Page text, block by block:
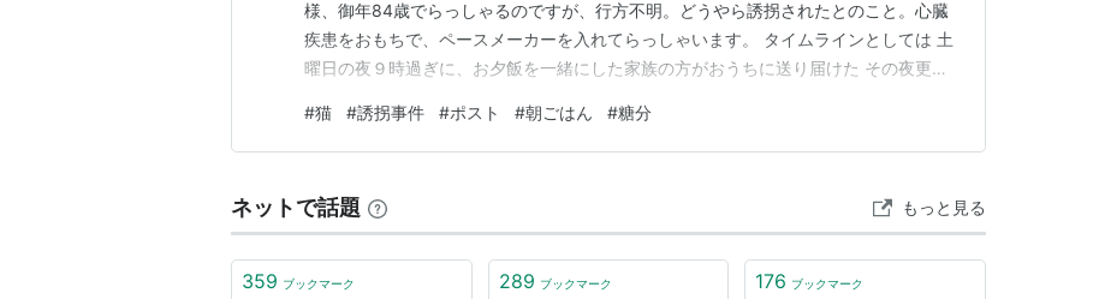
様、御年84歳でらっしゃるのですが、行方不明。どうやら誘拐されたとのこと。心臓
疾患をおもちで、ペースメーカーを入れてらっしゃいます。 タイムラインとしては 土
曜日の夜９時過ぎに、お夕飯を一緒にした家族の方がおうちに送り届けた その夜更け
１１時過ぎ、教会に来なかった彼女を心配して家族が家にいっていなくなったことを発
見 身代金要求が、彼女の局ではない、…
#猫 #誘拐事件 #ポスト #朝ごはん #糖分
ネットで話題 もっと見る
359 ブックマーク 289 ブックマーク 176 ブックマーク